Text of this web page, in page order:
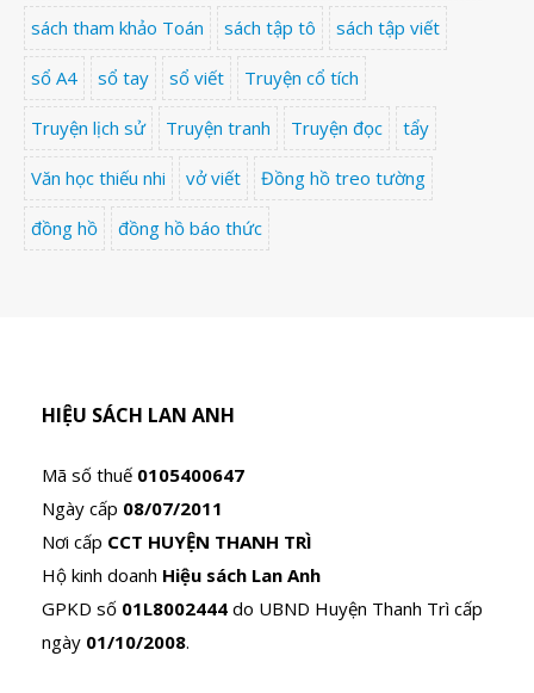
sách tham khảo Toán sách tập tô sách tập viết
sổ A4 sổ tay sổ viết Truyện cổ tích
Truyện lịch sử Truyện tranh Truyện đọc tẩy
Văn học thiếu nhi vở viết Đồng hồ treo tường
đồng hồ đồng hồ báo thức
HIỆU SÁCH LAN ANH
Mã số thuế 0105400647
Ngày cấp 08/07/2011
Nơi cấp CCT HUYỆN THANH TRÌ
Hộ kinh doanh Hiệu sách Lan Anh
GPKD số 01L8002444 do UBND Huyện Thanh Trì cấp
ngày 01/10/2008.